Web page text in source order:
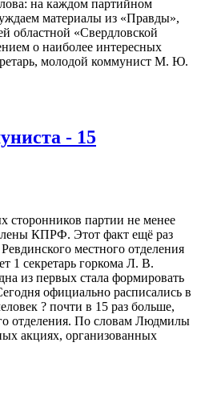
на каждом партийном
материалы из «Правды»,
областной «Свердловской
о наиболее интересных
молодой коммунист М. Ю.
- 15
сторонников партии не менее
КПРФ. Этот факт ещё раз
местного отделения
1 секретарь горкома Л. В.
из первых стала формировать
официально расписались в
? почти в 15 раз больше,
отделения. По словам Людмилы
акциях, организованных